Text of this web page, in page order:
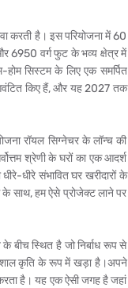
करती है। इस परियोजना में 60
6950 वर्ग फुट के भव्य क्षेत्र में
सिस्टम के लिए एक समर्पित
किए हैं, और यह 2027 तक
रॉयल सिग्नेचर के लॉन्च की
श्रेणी के घरों का एक आदर्श
धीरे संभावित घर खरीदारों के
के साथ, हम ऐसे प्रोजेक्ट लाने पर
बीच स्थित है जो निर्बाध रूप से
कृति के रूप में खड़ा है।अपने
है। यह एक ऐसी जगह है जहां